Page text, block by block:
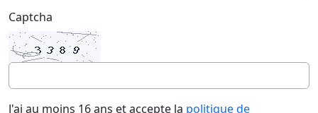
Captcha
J'ai au moins 16 ans et accepte la politique de